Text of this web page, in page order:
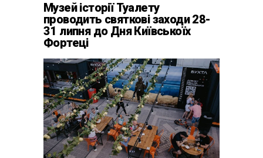
Музей історії Туалету
проводить святкові заходи 28-
31 липня до Дня Київськоїх
Фортеці